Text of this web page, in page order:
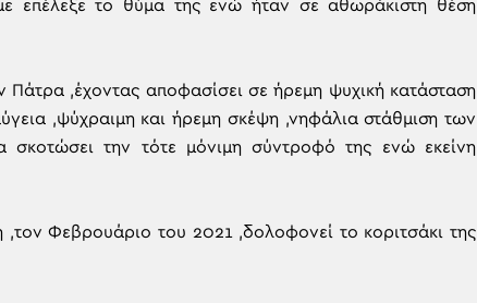
επέλεξε το θύμα της ενώ ήταν σε αθωράκιστη θέση
Πάτρα ,έχοντας αποφασίσει σε ήρεμη ψυχική κατάσταση
,ψύχραιμη και ήρεμη σκέψη ,νηφάλια στάθμιση των
την τότε μόνιμη σύντροφό της ενώ εκείνη
Φεβρουάριο του 2021 ,δολοφονεί το κοριτσάκι της